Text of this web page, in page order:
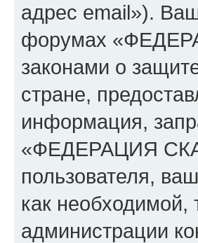
адрес email»).
форумах
законами о
стране,
информация,
«ФЕДЕРАЦИЯ
пользователя,
как необходимой,
администрации